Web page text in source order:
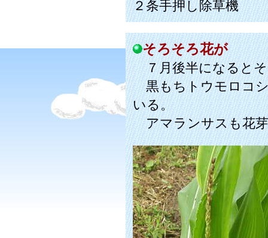
２条手押し除草機
そろそろ花が
７月後半になるとそ
黒もちトウモロコシ
いる。
アマランサスも花芽